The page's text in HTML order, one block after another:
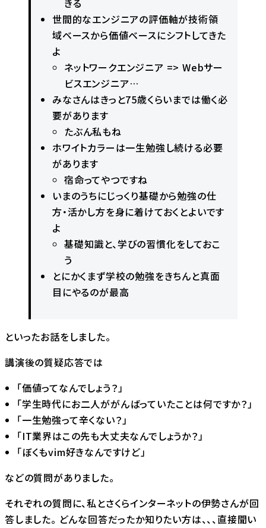
世間的なエンジニアの評価軸が技術領
域ベースから価値ベースにシフトしてきた
よ
ネットワークエンジニア => Webサー
ビスエンジニア…
みなさんはきっと75歳くらいまでは働く必
要があります
たぶん私もね
ホワイトカラーは一生勉強し続ける必要
があります
宿命ってやつですね
いまのうちにじっくり基礎から勉強の仕
方・活かし方を身に着けておくとよいです
よ
基礎知識と、学びの習慣化をしておこ
う
とにかくまず学校の勉強をきちんと真面
目にやるのが最高
といったお話をしました。
講演後の質疑応答では
「価値ってなんでしょう？」
「学生時代にお二人ががんばっていたことは何ですか？」
「一生勉強って辛くない？」
「IT業界はこの先も大丈夫なんでしょうか？」
「ぼくもvim好きなんですけど」
などの質問がありました。
それぞれの質問に、私とさくらインターネットの伊勢さんが回
答しました。 どんな回答だったか知りたい方は、、、直接聞い